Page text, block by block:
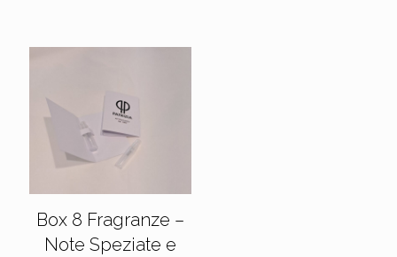
Box 8 Fragranze –
Note Speziate e